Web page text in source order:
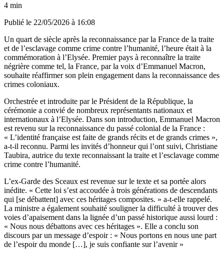
4 min
Publié le 22/05/2026 à 16:08
Un quart de siècle après la reconnaissance par la France de la traite
et de l’esclavage comme crime contre l’humanité, l’heure était à la
commémoration à l’Elysée. Premier pays à reconnaître la traite
négrière comme tel, la France, par la voix d’Emmanuel Macron,
souhaite réaffirmer son plein engagement dans la reconnaissance des
crimes coloniaux.
Orchestrée et introduite par le Président de la République, la
cérémonie a convié de nombreux représentants nationaux et
internationaux à l’Elysée. Dans son introduction, Emmanuel Macron
est revenu sur la reconnaissance du passé colonial de la France :
« L’identité française est faite de grands récits et de grands crimes »,
a-t-il reconnu. Parmi les invités d’honneur qui l’ont suivi, Christiane
Taubira, autrice du texte reconnaissant la traite et l’esclavage comme
crime contre l’humanité.
L’ex-Garde des Sceaux est revenue sur le texte et sa portée alors
inédite. « Cette loi s’est accoudée à trois générations de descendants
qui [se débattent] avec ces héritages composites. » a-t-elle rappelé.
La ministre a également souhaité souligner la difficulté à trouver des
voies d’apaisement dans la lignée d’un passé historique aussi lourd :
« Nous nous débattons avec ces héritages ». Elle a conclu son
discours par un message d’espoir : « Nous portons en nous une part
de l’espoir du monde […], je suis confiante sur l’avenir »